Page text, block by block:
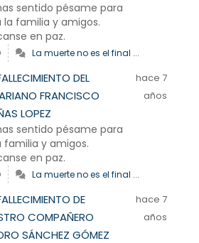
sentido pésame para
la familia y amigos.
en paz.
La muerte no es el final ...
DEL
FRANCISCO
LOPEZ
sentido pésame para
familia y amigos.
en paz.
hace 7
años
La muerte no es el final ...
DE
COMPAÑERO
SÁNCHEZ GÓMEZ
hace 7
años